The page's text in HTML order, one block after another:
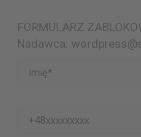
FORMULARZ
Nadawca: